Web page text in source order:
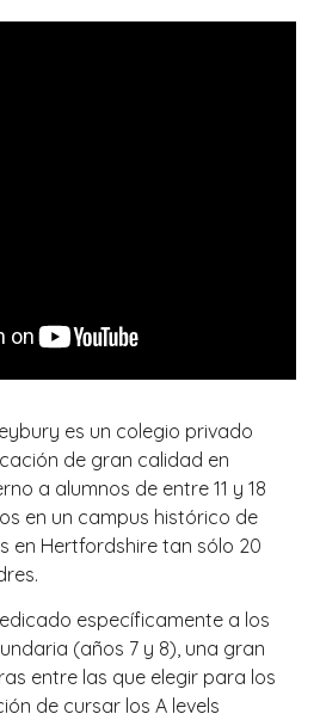
es un colegio privado
de gran calidad en
a alumnos de entre 11 y 18
en un campus histórico de
en Hertfordshire tan sólo 20
específicamente a los
(años 7 y 8), una gran
entre las que elegir para los
de cursar los A levels